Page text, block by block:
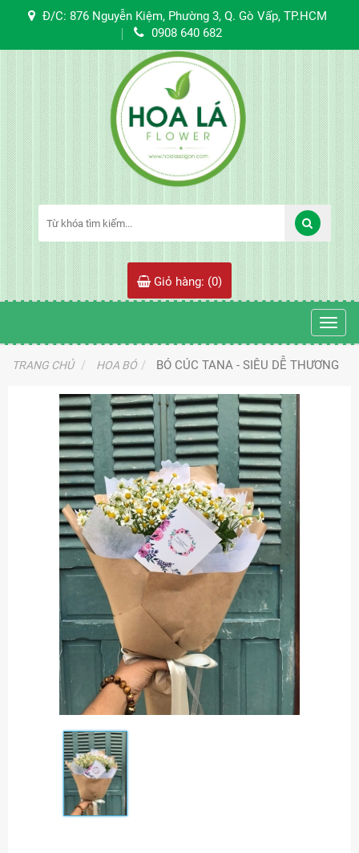
Đ/C: 876 Nguyễn Kiệm, Phường 3, Q. Gò Vấp, TP.HCM
0908 640 682
Giỏ hàng: (0)
TRANG CHỦ HOA BÓ BÓ CÚC TANA - SIÊU DỄ THƯƠNG